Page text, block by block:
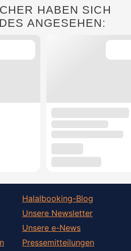
HABEN SICH
ANGESEHEN:
Halalbooking-Blog
Unsere Newsletter
Unsere e-News
Pressemitteilungen